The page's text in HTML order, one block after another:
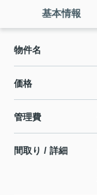
基本情報
物件名
価格
管理費
間取り / 詳細